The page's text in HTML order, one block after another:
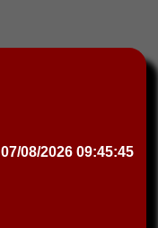
07/08/2026 09:45:45